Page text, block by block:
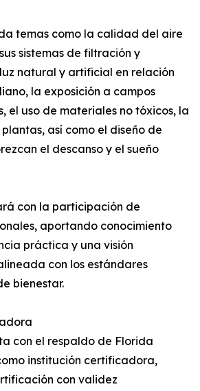
temas como la calidad del aire
sistemas de filtración y
natural y artificial en relación
la exposición a campos
el uso de materiales no tóxicos, la
así como el diseño de
el descanso y el sueño
con la participación de
aportando conocimiento
práctica y una visión
con los estándares
bienestar.
con el respaldo de Florida
institución certificadora,
con validez